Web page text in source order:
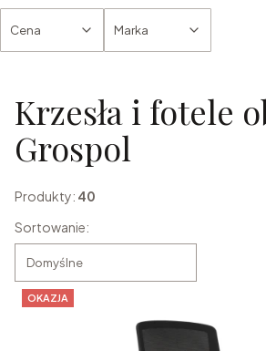
Cena Marka
Krzesła i fotele
Grospol
Produkty: 40
Lista produktów
Sortowanie:
Domyślne
OKAZJA